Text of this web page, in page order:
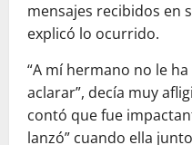
mensajes recibidos en
explicó lo ocurrido.
“A mí hermano no le
aclarar”, decía muy
contó que fue
lanzó” cuando ella